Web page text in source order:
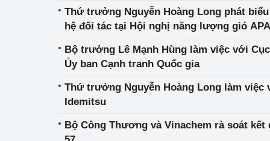
hiệu quả
Khoa học, công
tạo
Thông báo
Bảo vệ môi trường
Bảo vệ nền tảng tư
Thứ trưởng Nguyễn Hoàng Long phát
hệ đối tác tại Hội nghị năng lượng gió
Bộ trưởng Lê Mạnh Hùng làm việc với
Ủy ban Cạnh tranh Quốc gia
Thứ trưởng Nguyễn Hoàng Long làm việc
Idemitsu
Bộ Công Thương và Vinachem rà soát